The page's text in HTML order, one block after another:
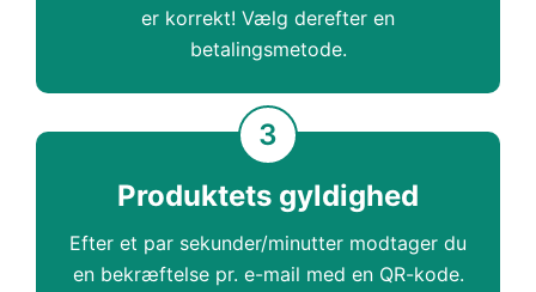
er korrekt! Vælg derefter en
betalingsmetode.
3
Produktets gyldighed
Efter et par sekunder/minutter modtager du
en bekræftelse pr. e-mail med en QR-kode.